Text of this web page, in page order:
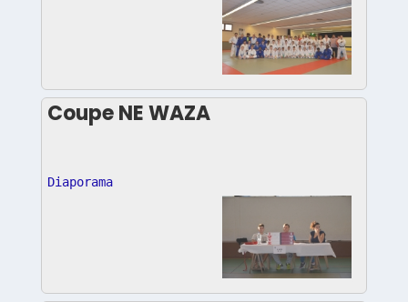
Coupe NE WAZA
Diaporama